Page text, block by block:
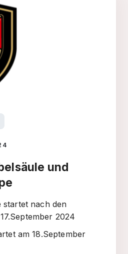
und
startet nach den
2024
am 18.September